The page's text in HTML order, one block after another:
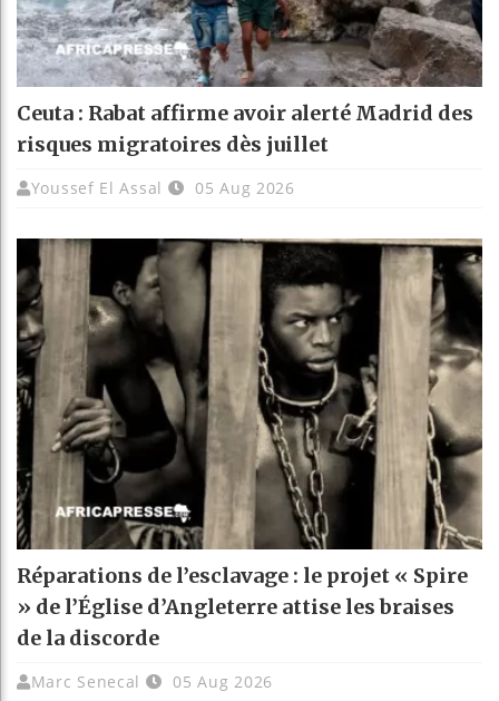
Ceuta : Rabat affirme avoir alerté Madrid des
risques migratoires dès juillet
Youssef El Assal 05 Aug 2026
Réparations de l’esclavage : le projet « Spire
» de l’Église d’Angleterre attise les braises
de la discorde
Marc Senecal 05 Aug 2026